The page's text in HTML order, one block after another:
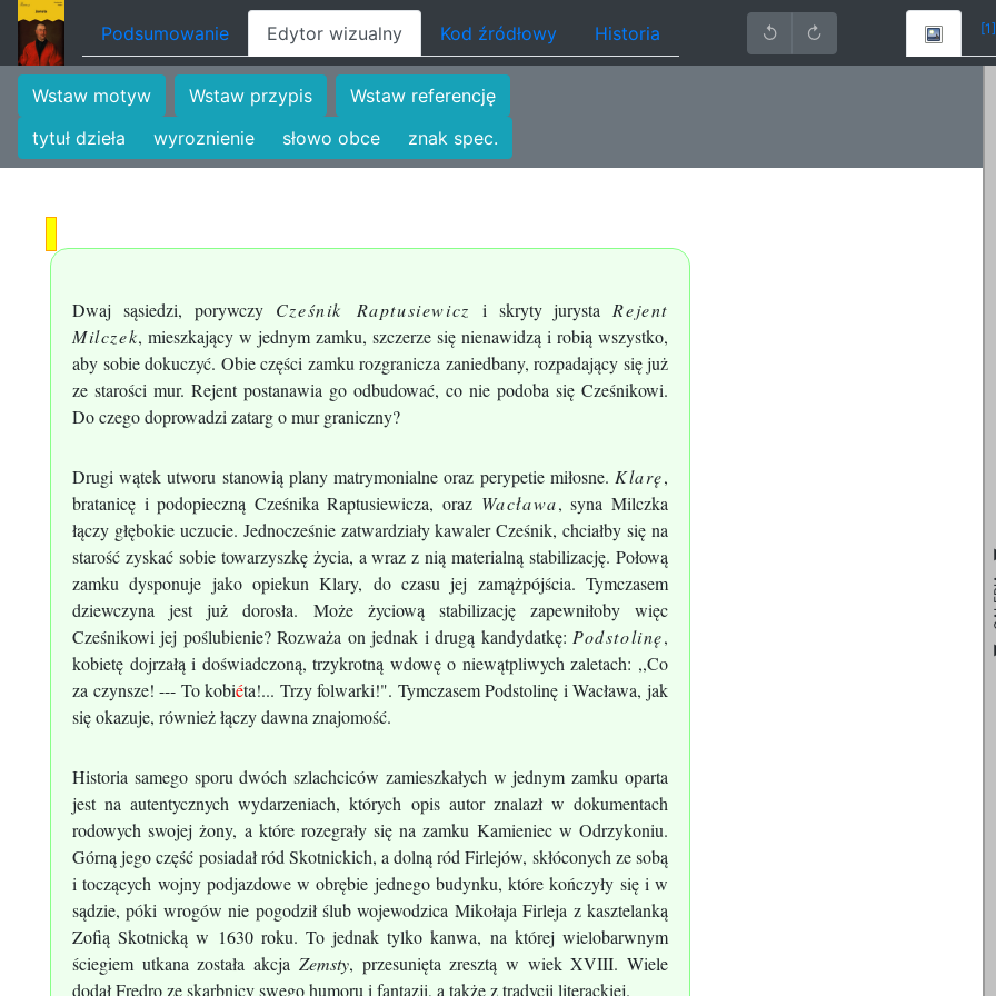
Podsumowanie Edytor wizualny Kod źródłowy Historia ↺ ↻ [1]
Wstaw motyw Wstaw przypis
Wstaw referencję
tytuł dzieła
wyroznienie słowo obce znak spec.
Dwaj sąsiedzi, porywczy Cześnik Raptusiewicz i skryty jurysta Rejent
Milczek, mieszkający w jednym zamku, szczerze się nienawidzą i robią wszystko,
aby sobie dokuczyć. Obie części zamku rozgranicza zaniedbany, rozpadający się już
ze starości mur. Rejent postanawia go odbudować, co nie podoba się Cześnikowi.
Do czego doprowadzi zatarg o mur graniczny?
Drugi wątek utworu stanowią plany matrymonialne oraz perypetie miłosne. Klarę,
bratanicę i podopieczną Cześnika Raptusiewicza, oraz Wacława, syna Milczka
łączy głębokie uczucie. Jednocześnie zatwardziały kawaler Cześnik, chciałby się na
starość zyskać sobie towarzyszkę życia, a wraz z nią materialną stabilizację. Połową
zamku dysponuje jako opiekun Klary, do czasu jej zamążpójścia. Tymczasem
dziewczyna jest już dorosła. Może życiową stabilizację zapewniłoby więc
Cześnikowi jej poślubienie? Rozważa on jednak i drugą kandydatkę: Podstolinę,
kobietę dojrzałą i doświadczoną, trzykrotną wdowę o niewątpliwych zaletach: ,,Co
za czynsze! --- To kobiéta!... Trzy folwarki!". Tymczasem Podstolinę i Wacława, jak
się okazuje, również łączy dawna znajomość.
Historia samego sporu dwóch szlachciców zamieszkałych w jednym zamku oparta
jest na autentycznych wydarzeniach, których opis autor znalazł w dokumentach
rodowych swojej żony, a które rozegrały się na zamku Kamieniec w Odrzykoniu.
Górną jego część posiadał ród Skotnickich, a dolną ród Firlejów, skłóconych ze sobą
i toczących wojny podjazdowe w obrębie jednego budynku, które kończyły się i w
sądzie, póki wrogów nie pogodził ślub wojewodzica Mikołaja Firleja z kasztelanką
Zofią Skotnicką w 1630 roku. To jednak tylko kanwa, na której wielobarwnym
ściegiem utkana została akcja Zemsty, przesunięta zresztą w wiek XVIII. Wiele
dodał Fredro ze skarbnicy swego humoru i fantazji, a także z tradycji literackiej.